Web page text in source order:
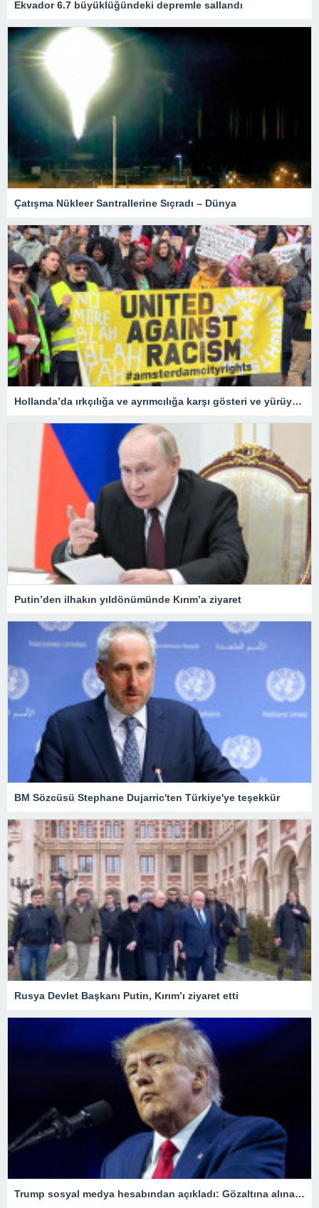
Ekvador 6.7 büyüklüğündeki depremle sallandı
Çatışma Nükleer Santrallerine Sıçradı – Dünya
Hollanda’da ırkçılığa ve ayrımcılığa karşı gösteri ve yürüyüş düzenlendi
Putin’den ilhakın yıldönümünde Kırım’a ziyaret
BM Sözcüsü Stephane Dujarric'ten Türkiye'ye teşekkür
Rusya Devlet Başkanı Putin, Kırım’ı ziyaret etti
Trump sosyal medya hesabından açıkladı: Gözaltına alınacağım